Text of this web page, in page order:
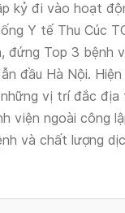
kỷ đi vào hoạt
Y tế Thu Cúc
đứng Top 3 bệnh
đầu Hà Nội.
vị trí đắc địa
viện ngoài công
và chất lượng